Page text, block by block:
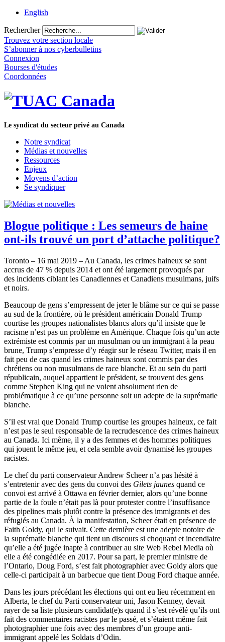
English
Rechercher
Trouvez votre section locale
S’abonner à nos cyberbulletins
Connexion
Bourses d'études
Coordonnées
Le syndicat du secteur privé au Canada
Notre syndicat
Médias et nouvelles
Ressources
Enjeux
Moyens d’action
Se syndiquer
Blogue politique : Les semeurs de haine
ont-ils trouvé un port d’attache politique?
Toronto – 16 mai 2019 – Au Canada, les crimes haineux se sont
accrus de 47 % depuis 2014 et ont été largement provoqués par
des incidents ciblant les Canadiennes et Canadiens musulmans, juifs
et noirs.
Beaucoup de gens s’empressent de jeter le blâme sur ce qui se passe
au sud de la frontière, où le président américain Donald Trump
courtise les groupes nationalistes blancs alors qu’il insiste que le
racisme n’est pas un problème en Amérique. Chaque fois qu’un acte
extrémiste est commis par un musulman ou un immigrant à la peau
brune, Trump s’empresse d’y réagir sur le réseau Twitter, mais il en
fait peu de cas quand les crimes haineux sont commis par des
chrétiens ou non musulmans de race blanche. Et au sein du parti
républicain, auquel appartient le président, se trouvent des gens
comme Stephen King qui ne voient absolument rien de
problématique à ce qu’une personne soit un adepte de la suprématie
blanche.
S’il est vrai que Donald Trump courtise les groupes haineux, ce fait
n’est pas le seul responsable de la recrudescence des crimes haineux
au Canada. Ici même, il y a des femmes et des hommes politiques
qui jouent le même jeu, et cela semble avoir dynamisé les groupes
racistes.
Le chef du parti conservateur Andrew Scheer n’a pas hésité à
s’entretenir avec des gens du convoi des Gilets jaunes quand ce
convoi est arrivé à Ottawa en février dernier, alors qu’une bonne
partie de la foule n’était pas là pour protester contre l’insuffisance
des pipelines mais plutôt contre la présence des immigrants et des
réfugiés au Canada. À la manifestation, Scheer était en présence de
Faith Goldy, qui le suivait. Cette dernière est une adepte notoire de
la suprématie blanche qui tient un discours si choquant et incendiaire
qu’elle a été jugée inapte à contribuer au site Web Rebel Media où
elle a été congédiée en 2017. Pour sa part, le premier ministre de
l’Ontario, Doug Ford, s’est fait photographier avec Goldy alors que
celle-ci participait à un barbecue que tient Doug Ford chaque année.
Dans les jours précédant les élections qui ont eu lieu récemment en
Alberta, le chef du Parti conservateur uni, Jason Kenney, devait
rayer de sa liste plusieurs candidat(e)s quand il s’est révélé qu’ils ont
fait des commentaires racistes par le passé, et s’étaient même fait
photographier une fois avec des membres d’un groupe anti-
immigrant appelé les Soldats d’Odin.